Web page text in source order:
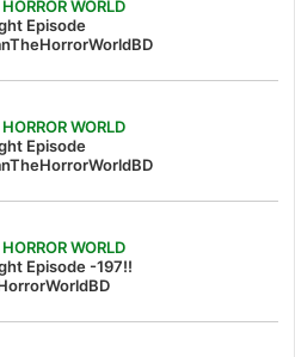
WORLD
Episode
WORLD
Episode
WORLD
Episode -197!!‪